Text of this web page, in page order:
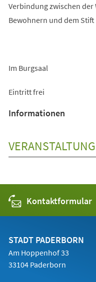
Verbindung zwischen
Bewohnern und dem
Im Burgsaal
Eintritt frei
Informationen
Kontaktformular
STADT PADERBORN
Am Hoppenhof 33
33104 Paderborn